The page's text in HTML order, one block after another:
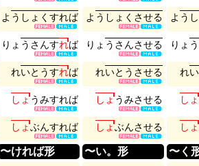
よ う し ょ く すれば よ う し ょ く させる よ う し
り ょ う さ んすれば り ょ う さ んさせる り ょ う
れいと うすれば れいと う させる れい
し ょうみすれば し ょうみさせる し ょ
し ょぶんすれば し ょぶんさせる し ょ
〜ければ形 〜い。形 〜く